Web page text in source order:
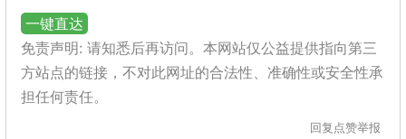
一键直达
免责声明: 请知悉后再访问。本网站仅公益提供指向第三
方站点的链接，不对此网址的合法性、准确性或安全性承
担任何责任。
回复 点赞举报